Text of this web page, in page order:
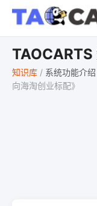
TAOCARTS
知识库 / 系统功能介绍
向海淘创业标配》